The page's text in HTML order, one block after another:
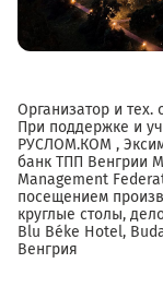
Организатор и тех.
При поддержке и
РУСЛОМ.КОМ ,
банк ТПП Венгрии
Management
посещением
круглые столы,
Blu Béke Hotel,
Венгрия